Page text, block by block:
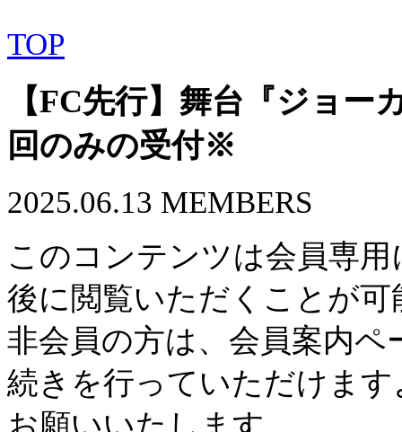
TOP
【FC先行】舞台『ジョ
回のみの受付※
2025.06.13 MEMBERS
このコンテンツは会員専
後に閲覧いただくことが可
非会員の方は、会員案内
続きを行っていただけます